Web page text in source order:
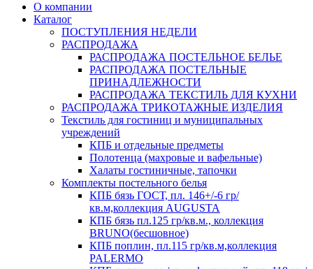
О компании
Каталог
ПОСТУПЛЕНИЯ НЕДЕЛИ
РАСПРОДАЖА
РАСПРОДАЖА ПОСТЕЛЬНОЕ БЕЛЬЕ
РАСПРОДАЖА ПОСТЕЛЬНЫЕ
ПРИНАДЛЕЖНОСТИ
РАСПРОДАЖА ТЕКСТИЛЬ ДЛЯ КУХНИ
РАСПРОДАЖА ТРИКОТАЖНЫЕ ИЗДЕЛИЯ
Текстиль для гостиниц и муниципальных
учреждений
КПБ и отдельные предметы
Полотенца (махровые и вафельные)
Халаты гостиничные, тапочки
Комплекты постельного белья
КПБ бязь ГОСТ, пл. 146+/-6 гр/
кв.м,коллекция AUGUSTA
КПБ бязь пл.125 гр/кв.м., коллекция
BRUNO(бесшовное)
КПБ поплин, пл.115 гр/кв.м,коллекция
PALERMO